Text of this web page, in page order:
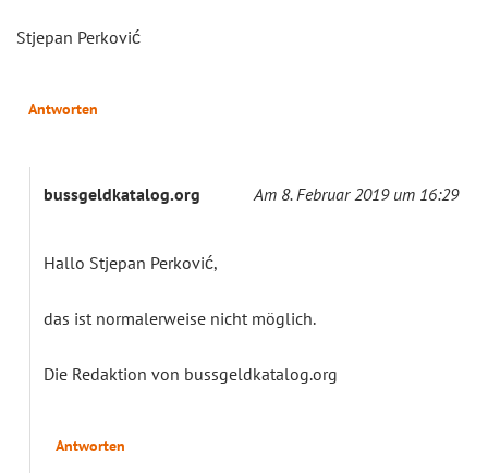
Stjepan Perković
Antworten
bussgeldkatalog.org Am 8. Februar 2019 um 16:29
Hallo Stjepan Perković,
das ist normalerweise nicht möglich.
Die Redaktion von bussgeldkatalog.org
Antworten